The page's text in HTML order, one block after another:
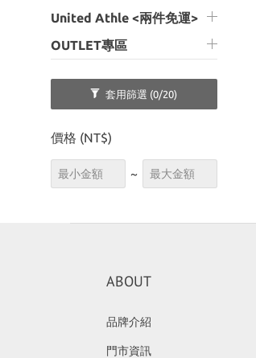
United Athle <兩件免運>
OUTLET專區
套用篩選 (0/20)
價格 (NT$)
~
ABOUT
品牌介紹
門市資訊